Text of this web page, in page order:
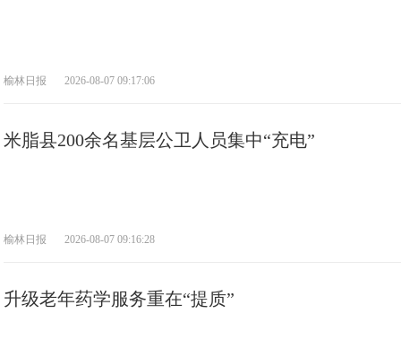
榆林日报 2026-08-07 09:17:06
米脂县200余名基层公卫人员集中“充电”
榆林日报 2026-08-07 09:16:28
升级老年药学服务重在“提质”